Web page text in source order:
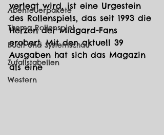
Abenteuerpakete
Thema Rollenspiel
Buch und Systemschau
Zufallstabellen
Western
verlegt wird, ist eine Urgestein
des Rollenspiels, das seit 1993 die
Herzen der Midgard-Fans
erobert. Mit den aktuell 39
Ausgaben hat sich das Magazin
als eine